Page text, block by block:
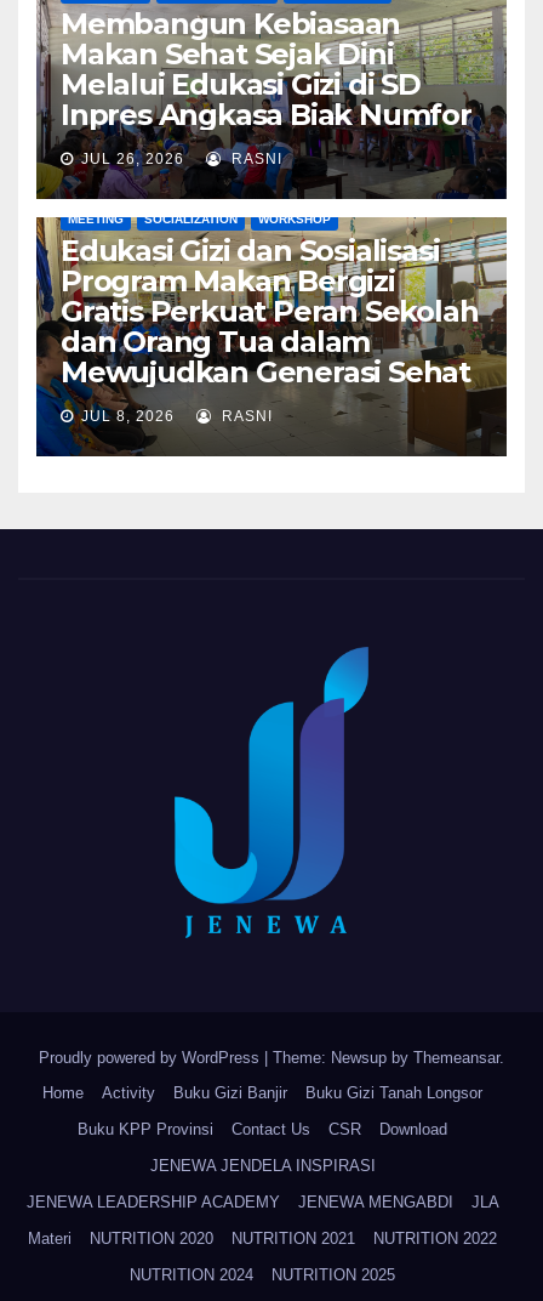
Membangun Kebiasaan
Makan Sehat Sejak Dini
Melalui Edukasi Gizi di SD
Inpres Angkasa Biak Numfor
JUL 26, 2026 RASNI
MEETING SOCIALIZATION WORKSHOP
Edukasi Gizi dan Sosialisasi
Program Makan Bergizi
Gratis Perkuat Peran Sekolah
dan Orang Tua dalam
Mewujudkan Generasi Sehat
JUL 8, 2026 RASNI
Proudly powered by WordPress | Theme: Newsup by Themeansar.
Home
Activity Buku Gizi Banjir
Buku Gizi Tanah Longsor
Buku KPP Provinsi
Contact Us CSR
Download
JENEWA JENDELA INSPIRASI
JENEWA LEADERSHIP ACADEMY
JENEWA MENGABDI
JLA
Materi
NUTRITION 2020 NUTRITION 2021
NUTRITION 2022
NUTRITION 2024
NUTRITION 2025